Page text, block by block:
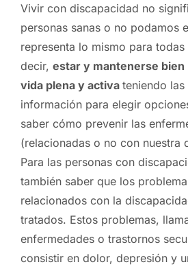
Vivir con discapacidad no
personas sanas o no podamos
representa lo mismo para
decir, estar y mantenerse bien
vida plena y activa teniendo las
información para elegir
saber cómo prevenir las
(relacionadas o no con nuestra
Para las personas con
también saber que los
relacionados con la
tratados. Estos problemas,
enfermedades o trastornos
consistir en dolor, depresión y